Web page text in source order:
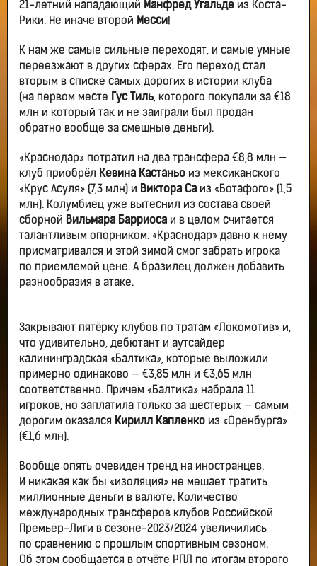
21-летний нападающий Манфред Угальде из Коста-
Рики. Не иначе второй Месси!
К нам же самые сильные переходят, и самые умные
переезжают в других сферах. Его переход стал
вторым в списке самых дорогих в истории клуба
(на первом месте
Гус Тиль, которого покупали за €18
млн и который так и не заиграли был продан
обратно вообще за смешные деньги).
«Краснодар» потратил на два трансфера €8,8 млн —
клуб приобрёл Кевина Кастаньо из мексиканского
«Крус Асуля» (7,3 млн) и Виктора Са из «Ботафого» (1,5
млн). Колумбиец уже вытеснил из состава своей
сборной Вильмара Барриоса и в целом считается
талантливым опорником. «Краснодар» давно к нему
присматривался и этой зимой смог забрать игрока
по приемлемой цене. А бразилец должен добавить
разнообразия в атаке.
Закрывают пятёрку клубов по тратам «Локомотив» и,
что удивительно, дебютант и аутсайдер
калининградская «Балтика», которые выложили
примерно одинаково — €3,85 млн и €3,65 млн
соответственно. Причем «Балтика» набрала 11
игроков, но заплатила только за шестерых — самым
дорогим оказался Кирилл Капленко из «Оренбурга»
(€1,6 млн).
Вообще опять очевиден тренд на иностранцев.
И никакая как бы «изоляция» не мешает тратить
миллионные деньги в валюте. Количество
международных трансферов клубов Российской
Премьер-Лиги в сезоне-2023/2024 увеличились
по сравнению с прошлым спортивным сезоном.
Об этом сообщается в отчёте РПЛ по итогам второго